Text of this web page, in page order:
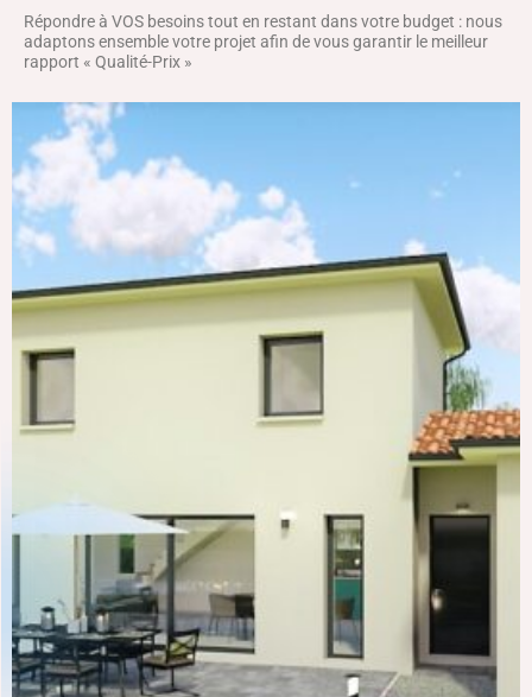
Répondre à VOS besoins tout en restant dans votre budget : nous
adaptons ensemble votre projet afin de vous garantir le meilleur
rapport « Qualité-Prix »